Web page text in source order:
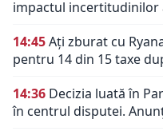
impactul incertitudinilor
14:45Ați zburat cu
pentru 14 din 15 taxe
14:36 Decizia luată în
în centrul disputei.